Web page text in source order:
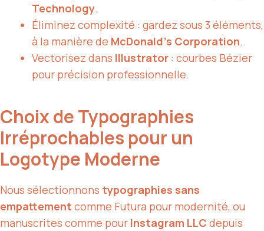
Technology.
Éliminez complexité : gardez sous 3 éléments,
à la manière de McDonald’s Corporation.
Vectorisez dans Illustrator : courbes Bézier
pour précision professionnelle.
Choix de Typographies
Irréprochables pour un
Logotype Moderne
Nous sélectionnons typographies sans
empattement comme Futura pour modernité, ou
manuscrites comme pour Instagram LLC depuis